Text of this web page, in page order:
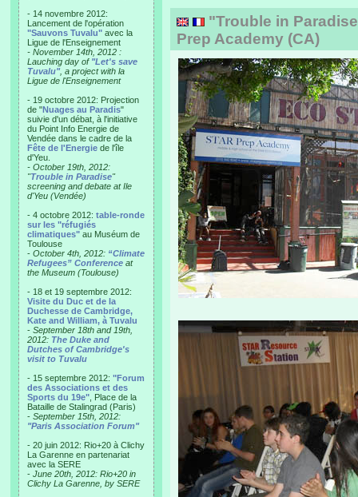
- 14 novembre 2012:
Lancement de l'opération
"Sauvons Tuvalu" avec la
Ligue de l'Enseignement
- November 14th, 2012 :
Lauching day of "Let's save
Tuvalu", a project with la
Ligue de l'Enseignement
- 19 octobre 2012: Projection
de "Nuages au Paradis"
suivie d'un débat, à l'initiative
du Point Info Energie de
Vendée dans le cadre de la
Fête de l'Energie de l'île
d'Yeu.
- October 19th, 2012:
"Trouble in Paradise"
screening and debate at Ile
d'Yeu (Vendée)
- 4 octobre 2012: table-ronde
sur les "réfugiés
climatiques" au Muséum de
Toulouse
- October 4th, 2012: “Climate
Refugees” Conference at
the Museum (Toulouse)
- 18 et 19 septembre 2012:
Visite du Duc et de la
Duchesse de Cambridge,
Kate and William, à Tuvalu
- September 18th and 19th,
2012: The Duke and
Dutches of Cambridge's
visit to Tuvalu
- 15 septembre 2012: "Forum
des Associations et des
Sports du 19e" , Place de la
Bataille de Stalingrad (Paris)
- September 15th, 2012:
"Paris Association Forum"
- 20 juin 2012: Rio+20 à Clichy
La Garenne en partenariat
avec la SERE
- June 20th, 2012: Rio+20 in
Clichy La Garenne, by SERE
"Trouble in
Prep Academy (CA)